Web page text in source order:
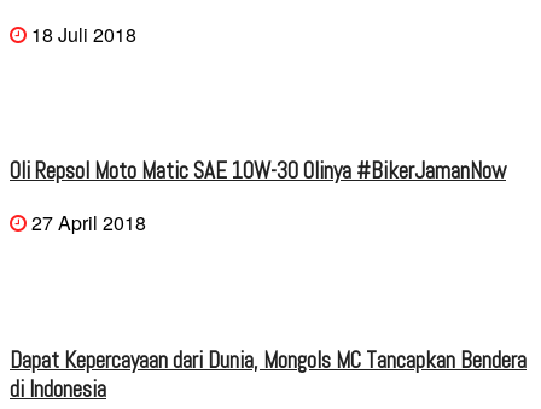
18 Juli 2018
Oli Repsol Moto Matic SAE 10W-30 Olinya #BikerJamanNow
27 April 2018
Dapat Kepercayaan dari Dunia, Mongols MC Tancapkan Bendera
di Indonesia